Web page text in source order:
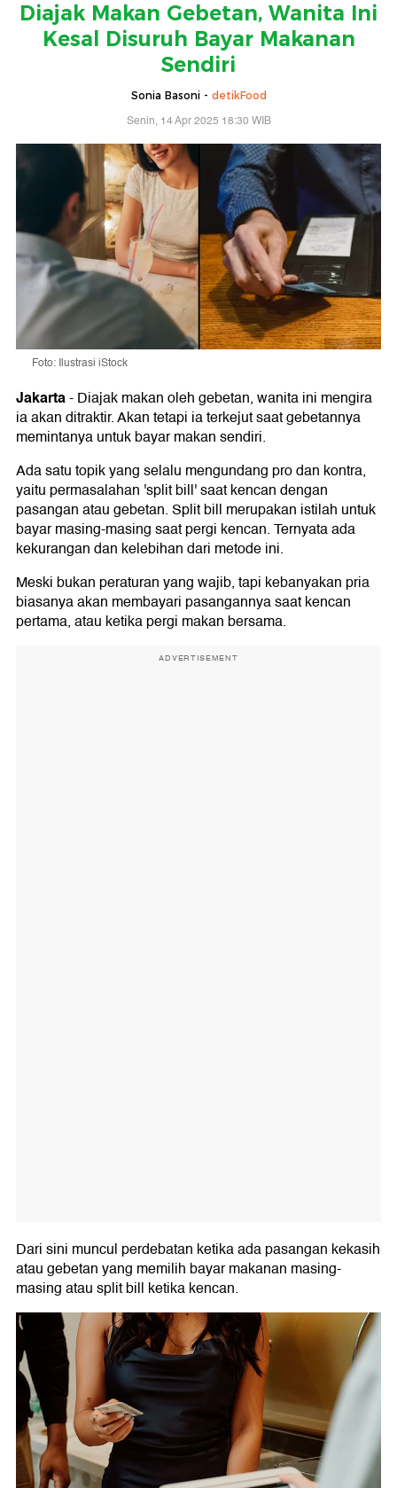
Diajak Makan Gebetan, Wanita Ini
Kesal Disuruh Bayar Makanan
Sendiri
Sonia Basoni - detikFood
Senin, 14 Apr 2025 18:30 WIB
Foto: Ilustrasi iStock
Jakarta-Diajak makan oleh gebetan, wanita ini mengira
ia akan ditraktir. Akan tetapi ia terkejut saat gebetannya
memintanya untuk bayar makan sendiri.
Ada satu topik yang selalu mengundang pro dan kontra,
yaitu permasalahan 'split bill' saat kencan dengan
pasangan atau gebetan. Split bill merupakan istilah untuk
bayar masing-masing saat pergi kencan. Ternyata ada
kekurangan dan kelebihan dari metode ini.
Meski bukan peraturan yang wajib, tapi kebanyakan pria
biasanya akan membayari pasangannya saat kencan
pertama, atau ketika pergi makan bersama.
ADVERTISEMENT
Dari sini muncul perdebatan ketika ada pasangan kekasih
atau gebetan yang memilih bayar makanan masing-
masing atau split bill ketika kencan.